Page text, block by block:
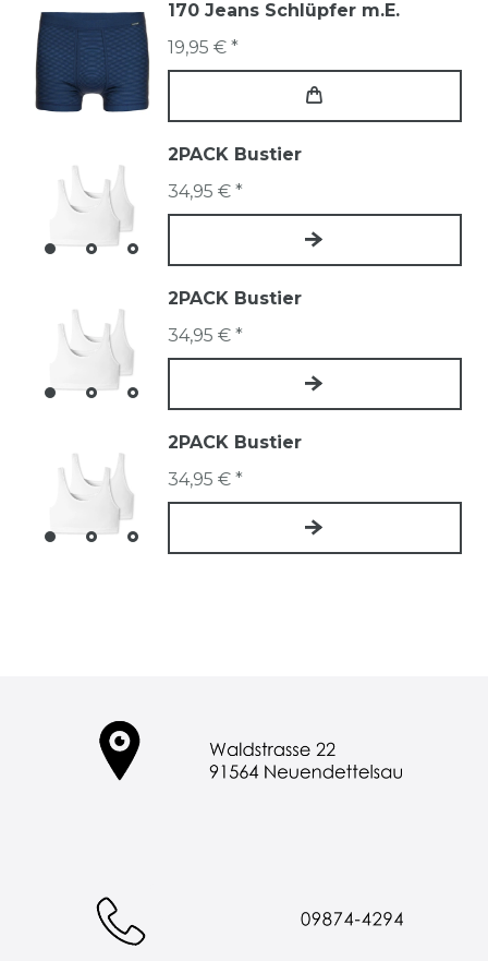
170 Jeans Schlüpfer m.E.
19,95 € *
2PACK Bustier
34,95 € *
2PACK Bustier
34,95 € *
2PACK Bustier
34,95 € *